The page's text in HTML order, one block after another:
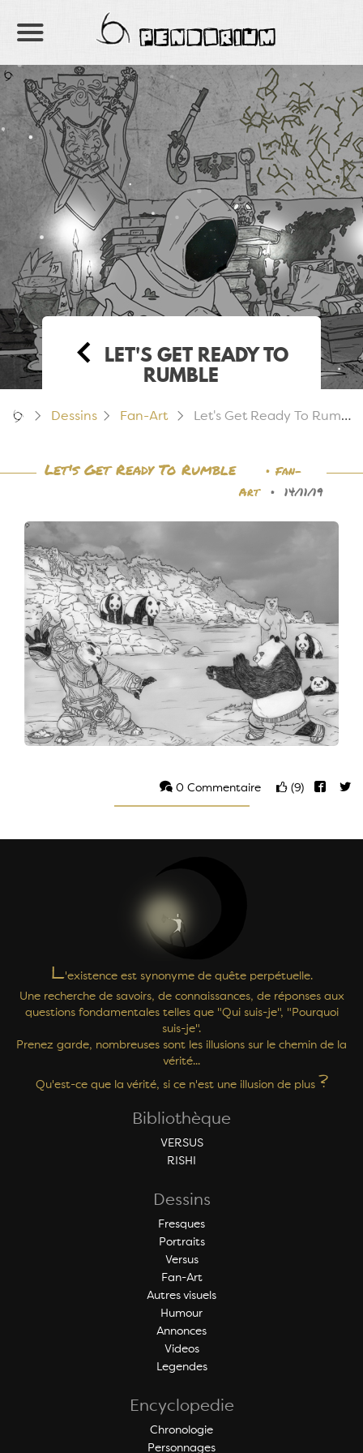
PENDORIUM
LET'S GET READY TO
RUMBLE
Dessins Fan-Art Let's Get Ready To Rumble
Let's Get Ready To Rumble •Fan-
Art
• 14/11/19
0 Commentaire (9)
L'existence est synonyme de quête perpétuelle.
Une recherche de savoirs, de connaissances, de réponses aux
questions fondamentales telles que "Qui suis-je", "Pourquoi
suis-je".
Prenez garde, nombreuses sont les illusions sur le chemin de la
vérité...
Qu'est-ce que la vérité, si ce n'est une illusion de plus ?
Bibliothèque
VERSUS
RISHI
Dessins
Fresques
Portraits
Versus
Fan-Art
Autres visuels
Humour
Annonces
Videos
Legendes
Encyclopedie
Chronologie
Personnages